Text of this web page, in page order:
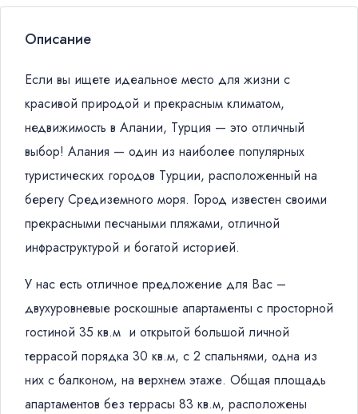
Описание
Если вы ищете идеальное место для жизни с
красивой природой и прекрасным климатом,
недвижимость в Алании, Турция — это отличный
выбор! Алания — один из наиболее популярных
туристических городов Турции, расположенный на
берегу Средиземного моря. Город известен своими
прекрасными песчаными пляжами, отличной
инфраструктурой и богатой историей.
У нас есть отличное предложение для Вас –
двухуровневые роскошные апартаменты с просторной
гостиной 35 кв.м и открытой большой личной
террасой порядка 30 кв.м, с 2 спальнями, одна из
них с балконом, на верхнем этаже. Общая площадь
апартаментов без террасы 83 кв.м, расположены